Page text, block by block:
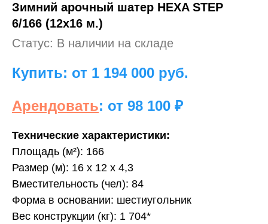
Зимний арочный шатер HEXA STEP
6/166 (12х16 м.)
Статус: В наличии на складе
Купить: от 1 194 000 руб.
Арендовать: от 98 100 ₽
Технические характеристики:
Площадь (м²): 166
Размер (м): 16 х 12 х 4,3
Вместительность (чел): 84
Форма в основании: шестиугольник
Вес конструкции (кг): 1 704*